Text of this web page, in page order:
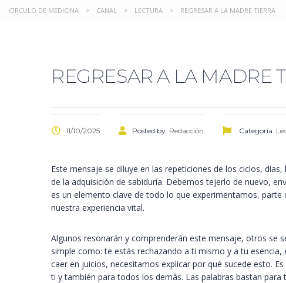
CIRCULO DE MEDICINA > CANAL > LECTURA > REGRESAR A LA MADRE TIERRA
REGRESAR A LA MADRE
11/10/2025 Posted by: Redacción Categoría:
Este mensaje se diluye en las repeticiones de los ciclos,
de la adquisición de sabiduría. Debemos tejerlo de nuevo,
es un elemento clave de todo lo que experimentamos, parte
nuestra experiencia vital.
Algunos resonarán y comprenderán este mensaje, otros se
simple como: te estás rechazando a ti mismo y a tu
caer en juicios, necesitamos explicar por qué sucede esto.
ti y también para todos los demás. Las palabras bastan